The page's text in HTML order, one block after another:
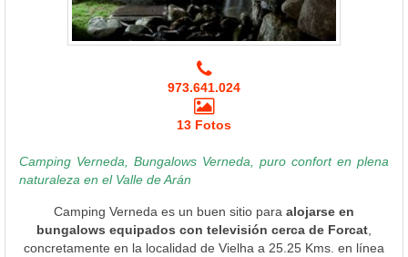
973.641.024
13 Fotos
Camping Verneda, Bungalows Verneda, puro confort en plena
naturaleza en el Valle de Arán
Camping Verneda es un buen sitio para alojarse en
bungalows equipados con televisión cerca de Forcat
concretamente en la localidad de Vielha a 25.25 Kms. en línea